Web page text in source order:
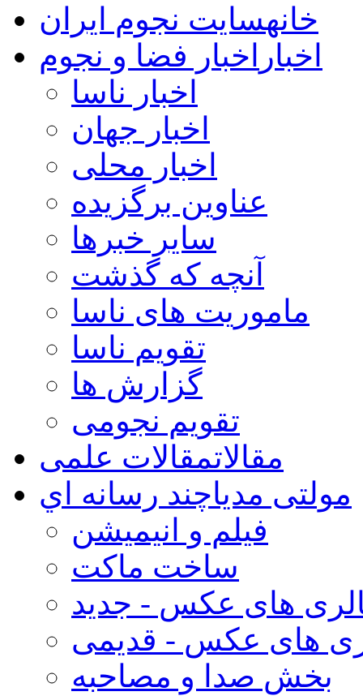
خانهسایت نجوم ایران
اخبار اخبار فضا و نجوم
اخبار ناسا
اخبار جهان
اخبار محلی
عناوین برگزیده
سایر خبرها
آنچه که گذشت
ماموریت های ناسا
تقویم ناسا
گزارش ها
تقویم نجومی
مقالاتمقالات علمی
مولتی مدیاچند رسانه اي
فیلم و انیمیشن
ساخت ماکت
های عکس - جدید
های عکس - قدیمی
بخش صدا و مصاحبه